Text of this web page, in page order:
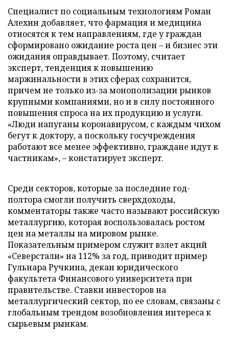
Специалист по социальным технологиям Роман
Алехин добавляет, что фармация и медицина
относятся к тем направлениям, где у граждан
сформировано ожидание роста цен – и бизнес эти
ожидания оправдывает. Поэтому, считает
эксперт, тенденция к повышению
маржинальности в этих сферах сохранится,
причем не только из-за монополизации рынков
крупными компаниями, но и в силу постоянного
повышения спроса на их продукцию и услуги.
«Люди напуганы коронавирусом, с каждым чихом
бегут к доктору, а поскольку госучреждения
работают все менее эффективно, граждане идут к
частникам», – констатирует эксперт.
Среди секторов, которые за последние год-
полтора смогли получить сверхдоходы,
комментаторы также часто называют российскую
металлургию, которая воспользовалась ростом
цен на металлы на мировом рынке.
Показательным примером служит взлет акций
«Северстали» на 112% за год, приводит пример
Гульнара Ручкина, декан юридического
факультета Финансового университета при
правительстве. Ставки инвесторов на
металлургический сектор, по ее словам, связаны с
глобальным трендом возобновления интереса к
сырьевым рынкам.